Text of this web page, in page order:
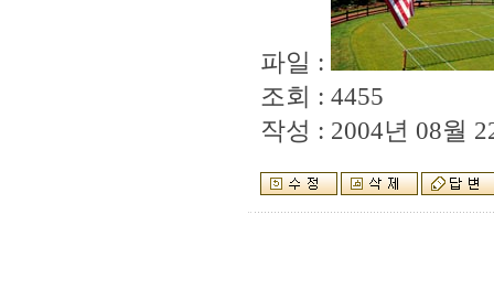
파일 :
조회 : 4455
작성 : 2004년 08월